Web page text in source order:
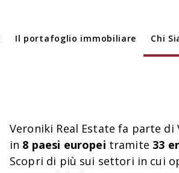
Il portafoglio immobiliare Chi
Veroniki Real Estate fa parte
in 8 paesi europei tramite 33
Scopri di più sui settori in cui